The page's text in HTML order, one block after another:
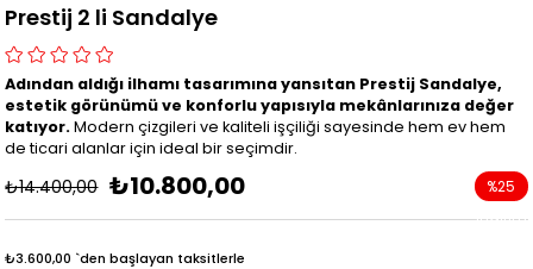
Prestij 2 li Sandalye
Adından aldığı ilhamı tasarımına yansıtan Prestij Sandalye,
estetik görünümü ve konforlu yapısıyla mekânlarınıza değer
katıyor.Modern çizgileri ve kaliteli işçiliği sayesinde hem ev hem
de ticari alanlar için ideal bir seçimdir.
₺14.400,00 ₺10.800,00 %25
İndirim
₺3.600,00 `den başlayan taksitlerle